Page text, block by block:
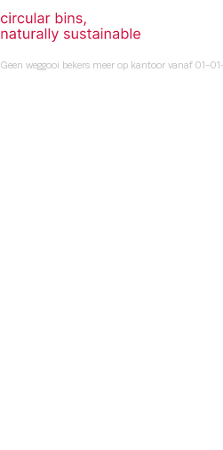
Geen weggooi bekers meer op kantoor vanaf 01-